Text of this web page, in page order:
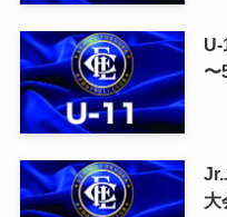
U-
〜
Jr.
大